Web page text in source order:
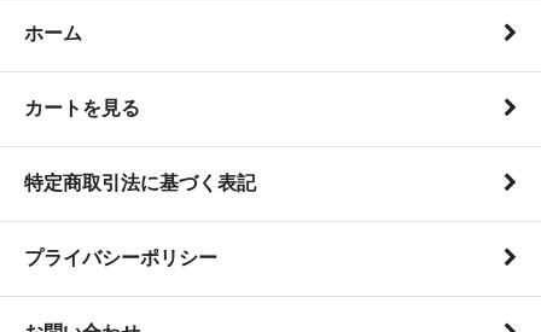
ホーム
カートを見る
特定商取引法に基づく表記
プライバシーポリシー